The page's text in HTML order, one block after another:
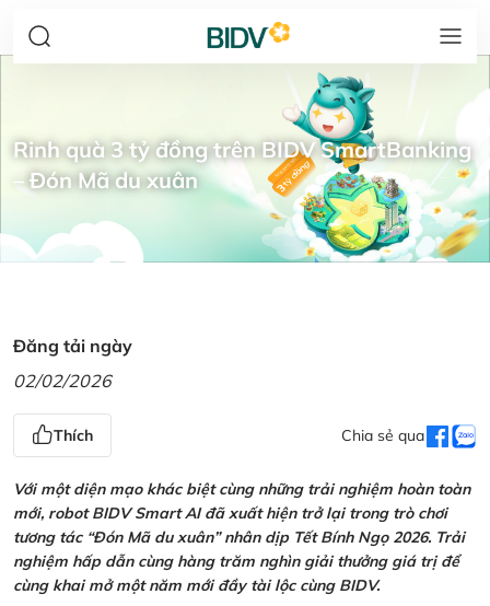
Rinh quà 3 tỷ đồng trên BIDV SmartBanking
– Đón Mã du xuân
Đăng tải ngày
02/02/2026
Thích Chia sẻ qua
Với một diện mạo khác biệt cùng những trải nghiệm hoàn toàn
mới, robot BIDV Smart AI đã xuất hiện trở lại trong trò chơi
tương tác “Đón Mã du xuân” nhân dịp Tết Bính Ngọ 2026. Trải
nghiệm hấp dẫn cùng hàng trăm nghìn giải thưởng giá trị để
cùng khai mở một năm mới đầy tài lộc cùng BIDV.